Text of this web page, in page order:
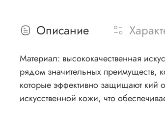
Описание
Материал: высококачественная
рядом значительных преимуществ,
которые эффективно защищают кий
искусственной кожи, что